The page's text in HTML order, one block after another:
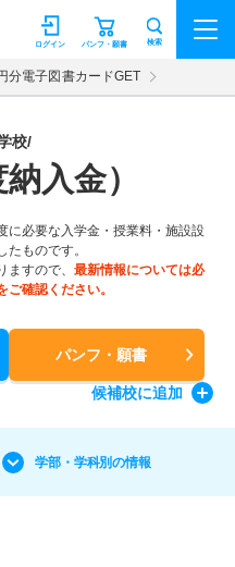
パンフ・願書
ログイン 検索
分電子図書カードGET
校/
入金）
必要な入学金・授業料・施設設
ものです。
すので、 最新情報については必
確認ください。
パンフ・願書
候補校に追加
学部・学科別の情報